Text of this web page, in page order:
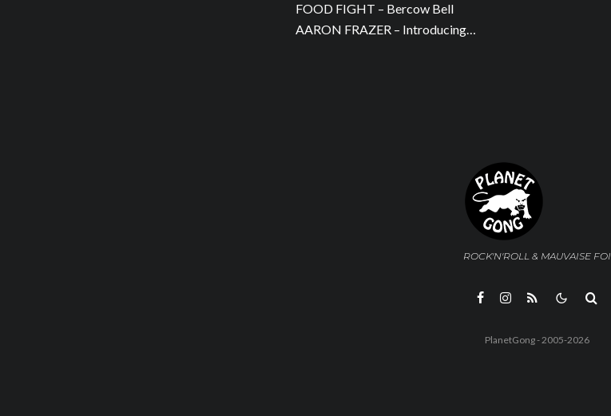
FOOD FIGHT – Bercow Bell
AARON FRAZER – Introducing…
ROCK'N'ROLL & MAUVAISE FOI
PlanetGong - 2005-2026